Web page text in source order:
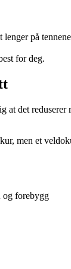
på
for deg.
at det
men et
og forebygg